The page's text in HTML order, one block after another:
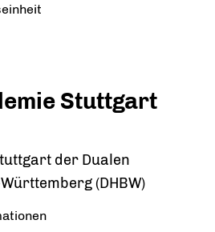
Stuttgart
der Dualen
(DHBW)